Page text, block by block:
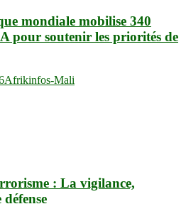
mondiale mobilise 340
pour soutenir les priorités de
Afrikinfos-Mali
: La vigilance,